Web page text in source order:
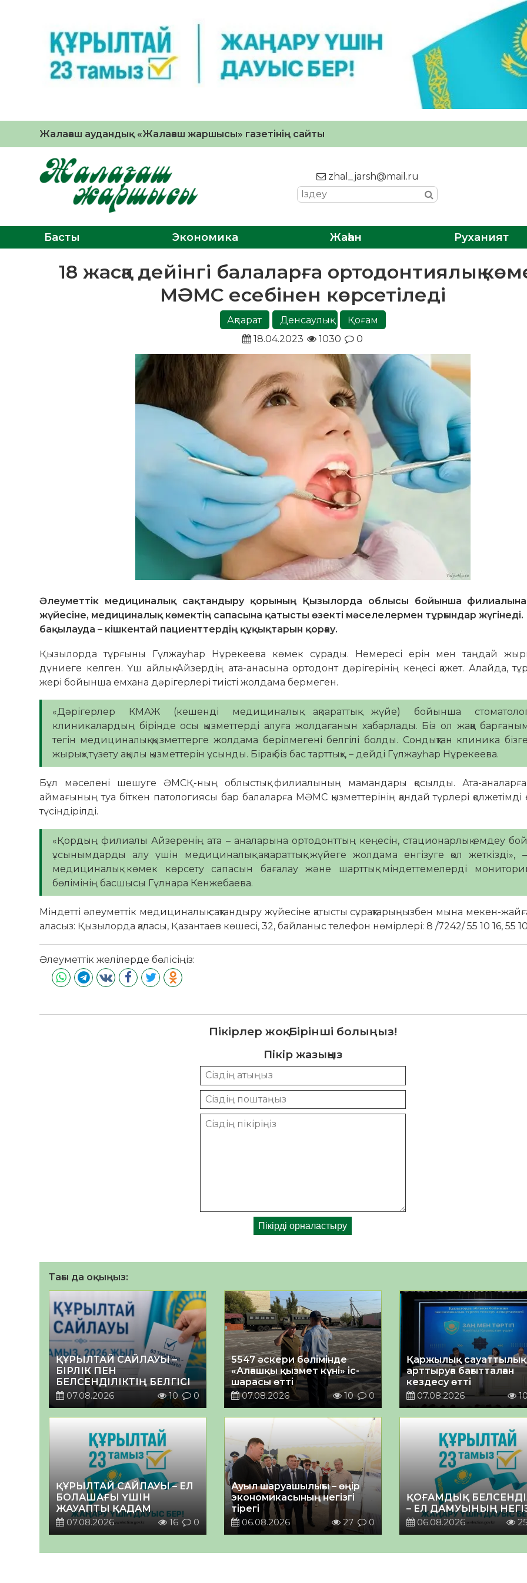
Жалағаш аудандық «Жалағаш жаршысы» газетінің сайты
zhal_jarsh@mail.ru
Басты Экономика Жаһан Руханият
18 жасқа дейінгі балаларға ортодонтиялық
МӘМС есебінен көрсетіледі
Ақпарат Денсаулық
Қоғам
18.04.2023
1030 0
Әлеуметтік медициналық сақтандыру қорының Қызылорда облысы бойынша
жүйесіне, медициналық көмектің сапасына қатысты өзекті мәселелермен тұрғындар
бақылауда – кішкентай пациенттердің құқықтарын қорғау.
Қызылорда тұрғыны Гүлжауһар Нұрекеева көмек сұрады. Немересі ерін мен таңдай
дүниеге келген. Үш айлық Айзердің ата-анасына ортодонт дәрігерінің кеңесі қажет. Алайда,
жері бойынша емхана дәрігерлері тиісті жолдама бермеген.
«Дәрігерлер КМАЖ (кешенді медициналық ақпараттық жүйе) бойынша
клиникалардың бірінде осы қызметтерді алуға жолдағанын хабарлады. Біз ол жаққа
тегін медициналық қызметтерге жолдама берілмегені белгілі болды. Сондықтан клиника бізге
жырық» түзету ақылы қызметтерін ұсынды. Бірақ біз бас тарттық», – дейді Гүлжауһар Нұрекеева.
Бұл мәселені шешуге ӘМСҚ-ның облыстық филиалының мамандары қосылды. Ата-аналарға
аймағының туа біткен патологиясы бар балаларға МӘМС қызметтерінің қандай түрлері қолжетімді
түсіндірілді.
«Қордың филиалы Айзеренің ата – аналарына ортодонттың кеңесін, стационарлық емдеу
ұсынымдарды алу үшін медициналық ақпараттық жүйеге жолдама енгізуге қол жеткізді»,
медициналық көмек көрсету сапасын бағалау және шарттық міндеттемелерді
бөлімінің басшысы Гүлнара Кенжебаева.
Міндетті әлеуметтік медициналық сақтандыру жүйесіне қатысты сұрақтарыңызбен мына мекен-
аласыз: Қызылорда қаласы, Қазантаев көшесі, 32, байланыс телефон нөмірлері: 8 /7242/ 55 10 16, 55 10
Әлеуметтік желілерде бөлісіңіз:
Пікірлер жоқ. Бірінші болыңыз!
Пікір жазыңыз
Тағы да оқыңыз:
ҚҰРЫЛТАЙ САЙЛАУЫ –
БІРЛІК ПЕН
БЕЛСЕНДІЛІКТІҢ БЕЛГІСІ
07.08.2026
10 0
5547 әскери бөлімінде
«Алғашқы қызмет күні» іс-
шарасы өтті
07.08.2026
10 0
Қаржылық
арттыруға бағытталған
кездесу өтті
07.08.2026
ҚҰРЫЛТАЙ САЙЛАУЫ – ЕЛ
БОЛАШАҒЫ ҮШІН
ЖАУАПТЫ ҚАДАМ
07.08.2026
16 0
Ауыл шаруашылығы – өңір
экономикасының негізгі
тірегі
06.08.2026
27 0
ҚОҒАМДЫҚ
– ЕЛ ДАМУЫНЫҢ
06.08.2026
25